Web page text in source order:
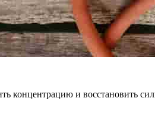
концентрацию и восстановить